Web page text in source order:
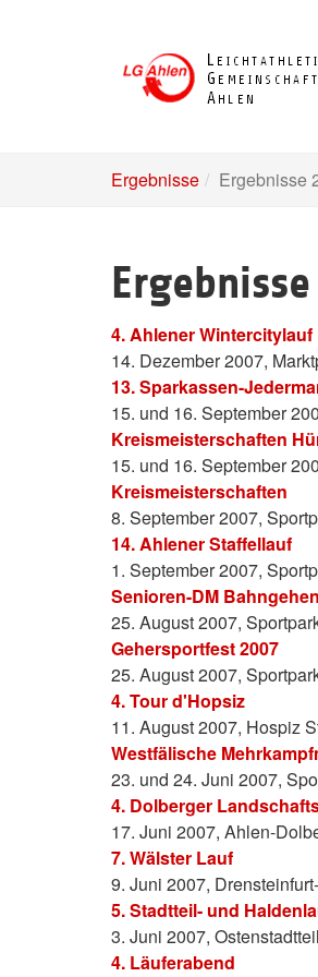
Ergebnisse Ergebnisse
4. Ahlener Wintercitylauf
14. Dezember 2007,
13. Sparkassen-
15. und 16. September
Kreismeisterschaften
15. und 16. September
Kreismeisterschaften
8. September 2007,
14. Ahlener Staffellauf
1. September 2007,
Senioren-DM
25. August 2007,
Gehersportfest 2007
25. August 2007,
4. Tour d'Hopsiz
11. August 2007, Hospiz
Westfälische
23. und 24. Juni 2007,
4. Dolberger
17. Juni 2007, Ahlen-
7. Wälster Lauf
9. Juni 2007,
5. Stadtteil- und
3. Juni 2007,
4. Läuferabend